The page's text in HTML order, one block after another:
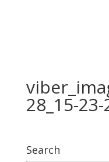
28_15-
Search